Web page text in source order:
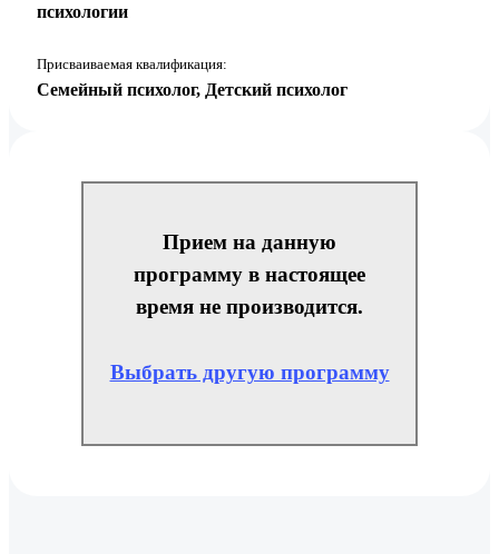
психологии
Присваиваемая квалификация:
Семейный психолог, Детский психолог
Прием на данную
программу в настоящее
время не производится.
Выбрать другую программу